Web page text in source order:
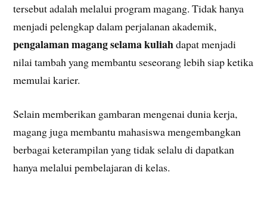
tersebut adalah melalui program magang. Tidak hanya
menjadi pelengkap dalam perjalanan akademik,
pengalaman magang selama kuliahdapat menjadi
nilai tambah yang membantu seseorang lebih siap ketika
memulai karier.
Selain memberikan gambaran mengenai dunia kerja,
magang juga membantu mahasiswa mengembangkan
berbagai keterampilan yang tidak selalu di dapatkan
hanya melalui pembelajaran di kelas.